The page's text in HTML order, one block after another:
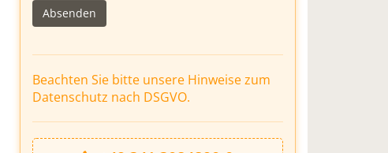
Feld
leer.
Beachten Sie bitte unsere Hinweise zum
Datenschutz nach DSGVO.